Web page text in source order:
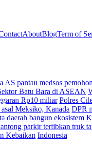
AboutBlogTerm of
AS pantau medsos
Batu Bara di ASEAN
Rp10 miliar Polres
Meksiko, Kanada DPR
daerah bangun ekosistem
parkir tertibkan truk
Kebaikan Indonesia